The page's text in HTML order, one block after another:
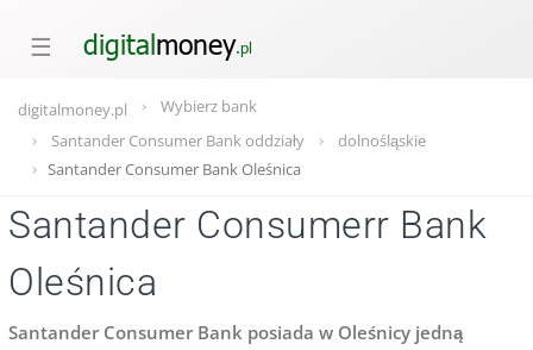
☰
digitalmoney.pl
Wybierz bank
Santander Consumer Bank oddziały
dolnośląskie
Santander Consumer Bank Oleśnica
Santander Consumerr Bank
Oleśnica
Santander Consumer Bank posiada w Oleśnicy jedną